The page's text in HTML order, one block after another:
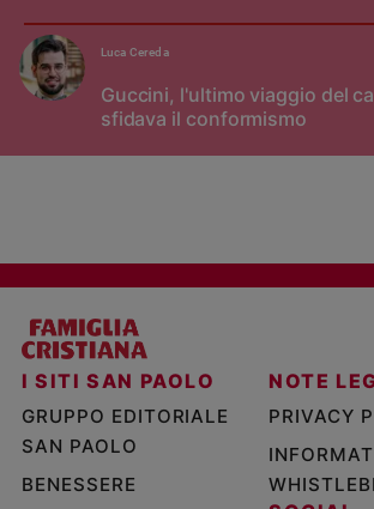
Guccini, l'ultimo viaggio del
sfidava il conformismo
Luca Cereda
I SITI SAN PAOLO
GRUPPO EDITORIALE
SAN PAOLO
BENESSERE
NOTE
PRIVACY